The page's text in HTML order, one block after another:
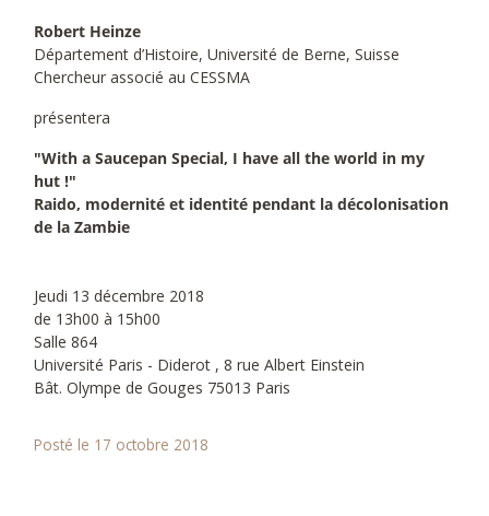
Robert Heinze
Département d’Histoire, Université de Berne, Suisse
Chercheur associé au CESSMA
présentera
"With a Saucepan Special, I have all the world in my
hut !"
Raido, modernité et identité pendant la décolonisation
de la Zambie
Jeudi 13 décembre 2018
de 13h00 à 15h00
Salle 864
Université Paris - Diderot , 8 rue Albert Einstein
Bât. Olympe de Gouges 75013 Paris
Posté le 17 octobre 2018